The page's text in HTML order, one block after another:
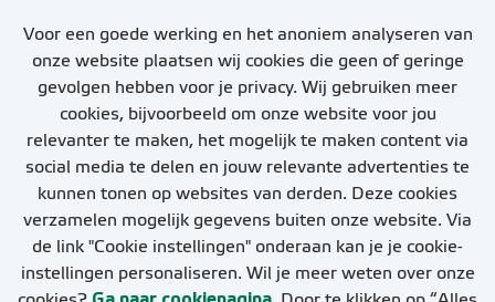
Voor een goede werking en het anoniem analyseren van
onze website plaatsen wij cookies die geen of geringe
gevolgen hebben voor je privacy. Wij gebruiken meer
cookies, bijvoorbeeld om onze website voor jou
relevanter te maken, het mogelijk te maken content via
social media te delen en jouw relevante advertenties te
kunnen tonen op websites van derden. Deze cookies
verzamelen mogelijk gegevens buiten onze website. Via
de link "Cookie instellingen" onderaan kan je je cookie-
instellingen personaliseren. Wil je meer weten over onze
Activeer jouw Job Alert en
ontvang de nieuwste vacatures
Configurer l'alerte d'emploi